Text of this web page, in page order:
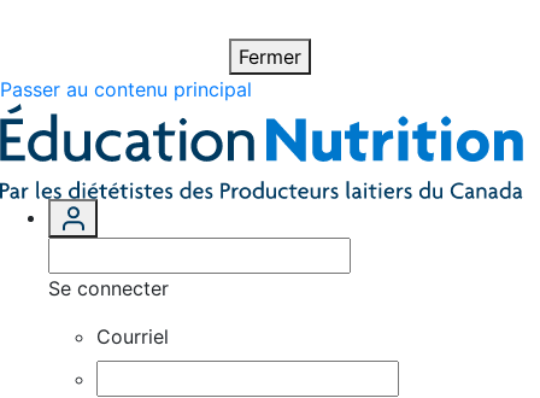
Fermer
Passer au contenu principal
Se connecter
Courriel